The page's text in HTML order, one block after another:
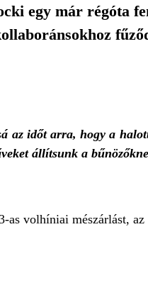
egy már régóta
az időt arra, hogy a
állítsunk a
as volhíniai mészárlást,